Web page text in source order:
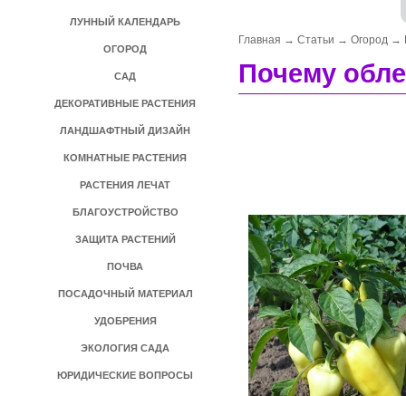
ЛУННЫЙ КАЛЕНДАРЬ
ОГОРОД
САД
ДЕКОРАТИВНЫЕ РАСТЕНИЯ
ЛАНДШАФТНЫЙ ДИЗАЙН
КОМНАТНЫЕ РАСТЕНИЯ
РАСТЕНИЯ ЛЕЧАТ
БЛАГОУСТРОЙСТВО
ЗАЩИТА РАСТЕНИЙ
ПОЧВА
ПОСАДОЧНЫЙ МАТЕРИАЛ
УДОБРЕНИЯ
ЭКОЛОГИЯ САДА
ЮРИДИЧЕСКИЕ ВОПРОСЫ
Главная → Статьи → Огород →
Почему